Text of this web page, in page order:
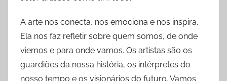
A arte nos conecta, nos emociona e nos inspira.
Ela nos faz refletir sobre quem somos, de onde
viemos e para onde vamos. Os artistas são os
guardiões da nossa história, os intérpretes do
nosso tempo e os visionários do futuro. Vamos